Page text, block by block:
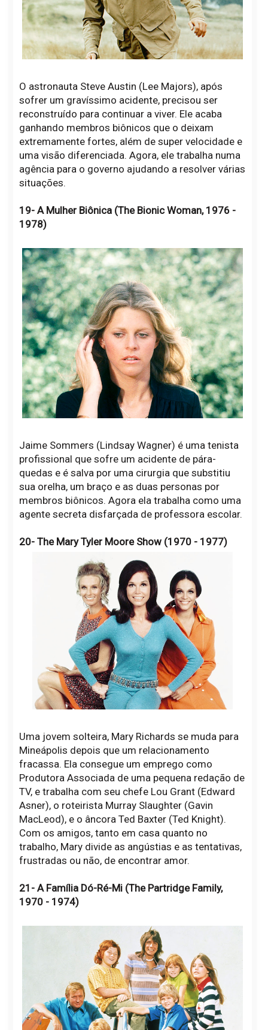
O astronauta Steve Austin (Lee Majors), após
sofrer um gravíssimo acidente, precisou ser
reconstruído para continuar a viver. Ele acaba
ganhando membros biônicos que o deixam
extremamente fortes, além de super velocidade e
uma visão diferenciada. Agora, ele trabalha numa
agência para o governo ajudando a resolver várias
situações.
19- A Mulher Biônica (The Bionic Woman, 1976 -
1978)
Jaime Sommers (Lindsay Wagner) é uma tenista
profissional que sofre um acidente de pára-
quedas e é salva por uma cirurgia que substitiu
sua orelha, um braço e as duas personas por
membros biônicos. Agora ela trabalha como uma
agente secreta disfarçada de professora escolar.
20- The Mary Tyler Moore Show (1970 - 1977)
Uma jovem solteira, Mary Richards se muda para
Mineápolis depois que um relacionamento
fracassa. Ela consegue um emprego como
Produtora Associada de uma pequena redação de
TV, e trabalha com seu chefe Lou Grant (Edward
Asner), o roteirista Murray Slaughter (Gavin
MacLeod), e o âncora Ted Baxter (Ted Knight).
Com os amigos, tanto em casa quanto no
trabalho, Mary divide as angústias e as tentativas,
frustradas ou não, de encontrar amor.
21- A Família Dó-Ré-Mi (The Partridge Family,
1970 - 1974)